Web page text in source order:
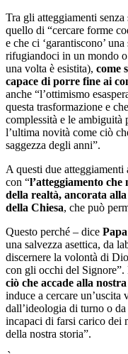
Tra gli atteggiamenti
quello di “cercare forme
e che ci ‘garantiscono’
rifugiandoci in un mondo o
una volta è esistita), come
capace di porre fine ai
anche “l’ottimismo
questa trasformazione e
complessità e le ambiguità
l’ultima novità come ciò
saggezza degli anni”.
A questi due
con “l’atteggiamento
della realtà, ancorata
della Chiesa, che può
Questo perché – dice
una salvezza asettica, da
discernere la volontà di
con gli occhi del Signore”.
ciò che accade alla
induce a cercare un’uscita
dall’ideologia di turno o
incapaci di farsi carico dei
della nostra storia”.